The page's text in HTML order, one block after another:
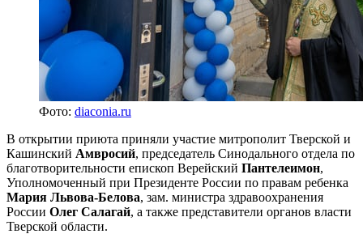
Фото: diaconia.ru
В открытии приюта приняли участие митрополит Тверской и
Кашинский Амвросий, председатель Синодального отдела по
благотворительности епископ Верейский Пантелеимон,
Уполномоченный при Президенте России по правам ребенка
Мария Львова-Белова, зам. министра здравоохранения
России Олег Салагай, а также представители органов власти
Тверской области.